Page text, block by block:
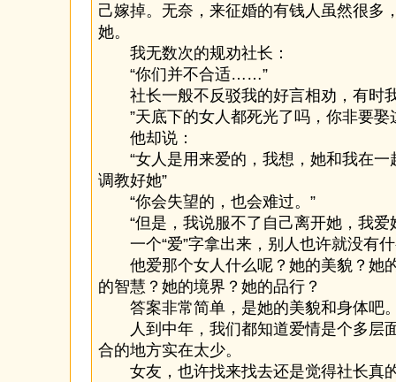
己嫁掉。无奈，来征婚的有钱人虽然很多
她。
我无数次的规劝社长：
“你们并不合适……”
社长一般不反驳我的好言相劝，有时
”天底下的女人都死光了吗，你非要娶
他却说：
“女人是用来爱的，我想，她和我在一
调教好她”
“你会失望的，也会难过。”
“但是，我说服不了自己离开她，我
一个“爱”字拿出来，别人也许就没有什
他爱那个女人什么呢？她的美貌？她
的智慧？她的境界？她的品行？
答案非常简单，是她的美貌和身体吧
人到中年，我们都知道爱情是个多层
合的地方实在太少。
女友，也许找来找去还是觉得社长真